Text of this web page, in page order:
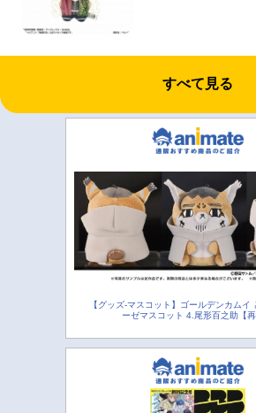
すべて見る
【グッズ-マスコット】ゴールデンカムイ
ーゼマスコット 4.尾形百之助【再